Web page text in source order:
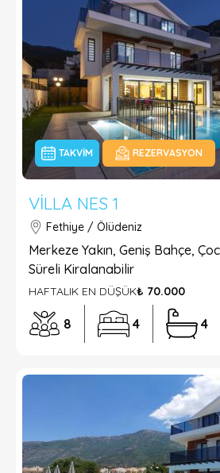
TAKVIM REZERVASYON
VILLA NES 1
Fethiye / Ölüdeniz
Merkeze Yakın, Geniş Bahçe,
Süreli Kiralanabilir
HAFTALIK EN DÜŞÜK₺ 70.000
8 4 4